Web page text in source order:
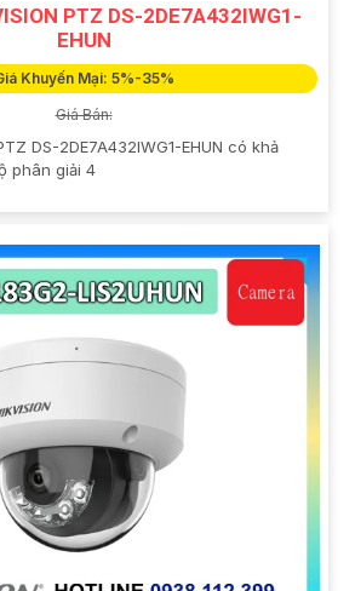
PTZ DS-2DE7A432IWG1-
EHUN
Khuyến Mại: 5%-35%
Giá Bán:
DS-2DE7A432IWG1-EHUN có khả
phân giải 4